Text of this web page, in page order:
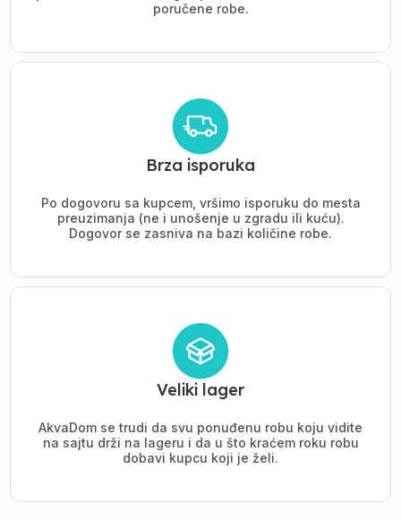
poručene robe.
Brza isporuka
Po dogovoru sa kupcem, vršimo isporuku do mesta
preuzimanja (ne i unošenje u zgradu ili kuću).
Dogovor se zasniva na bazi količine robe.
Veliki lager
AkvaDom se trudi da svu ponuđenu robu koju vidite
na sajtu drži na lageru i da u što kraćem roku robu
dobavi kupcu koji je želi.